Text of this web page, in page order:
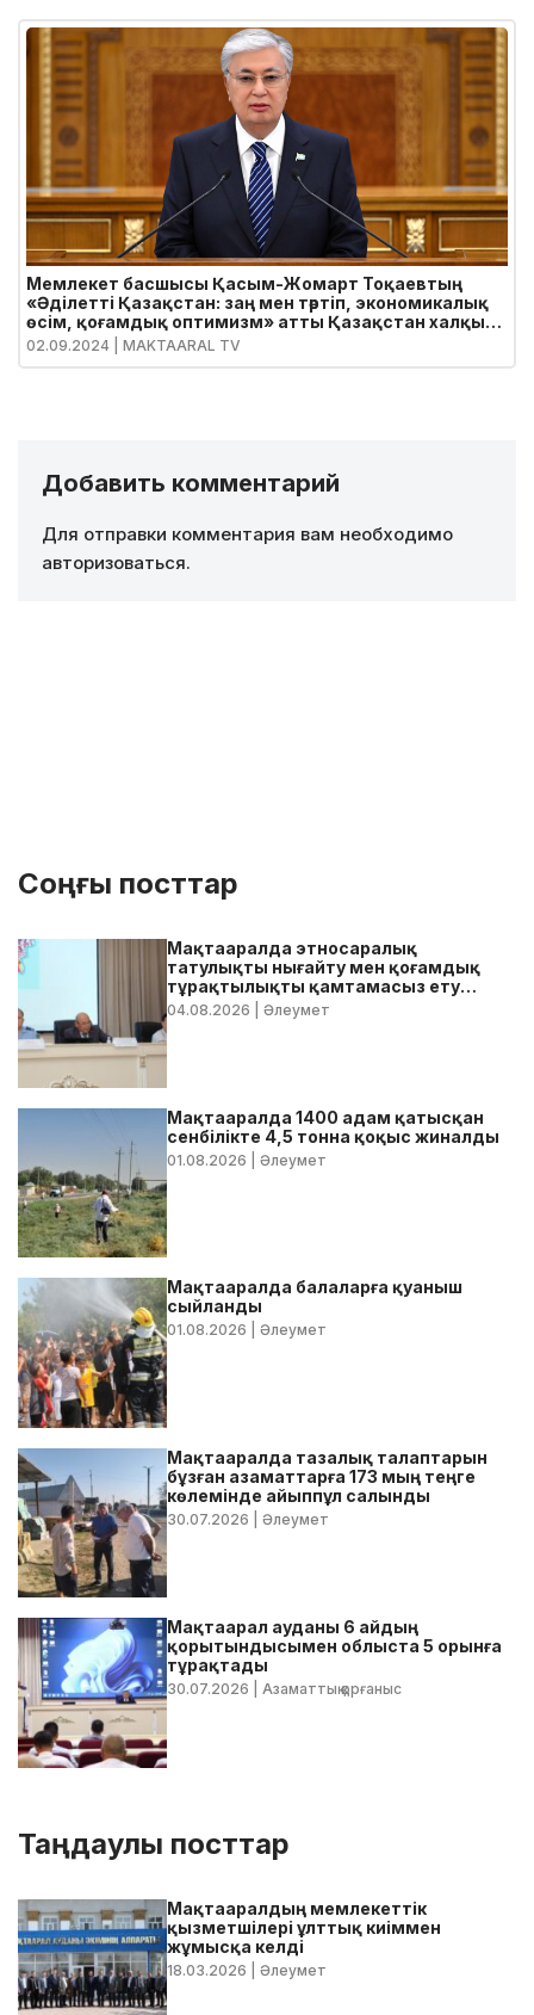
Мемлекет басшысы Қасым-Жомарт Тоқаевтың
«Әділетті Қазақстан: заң мен тәртіп, экономикалық
өсім, қоғамдық оптимизм» атты Қазақстан халқына
Жолдауы
02.09.2024 | MAKTAARAL TV
Добавить комментарий
Для отправки комментария вам необходимо
авторизоваться.
Соңғы посттар
Мақтааралда этносаралық
татулықты нығайту мен қоғамдық
тұрақтылықты қамтамасыз ету
бойынша жедел кеңес өтті
04.08.2026 | Әлеумет
Мақтааралда 1400 адам қатысқан
сенбілікте 4,5 тонна қоқыс жиналды
01.08.2026 | Әлеумет
Мақтааралда балаларға қуаныш
сыйланды
01.08.2026 | Әлеумет
Мақтааралда тазалық талаптарын
бұзған азаматтарға 173 мың теңге
көлемінде айыппұл салынды
30.07.2026 | Әлеумет
Мақтаарал ауданы 6 айдың
қорытындысымен облыста 5 орынға
тұрақтады
30.07.2026 | Азаматтық қорғаныс
Таңдаулы посттар
Мақтааралдың мемлекеттік
қызметшілері ұлттық киіммен
жұмысқа келді
18.03.2026 | Әлеумет